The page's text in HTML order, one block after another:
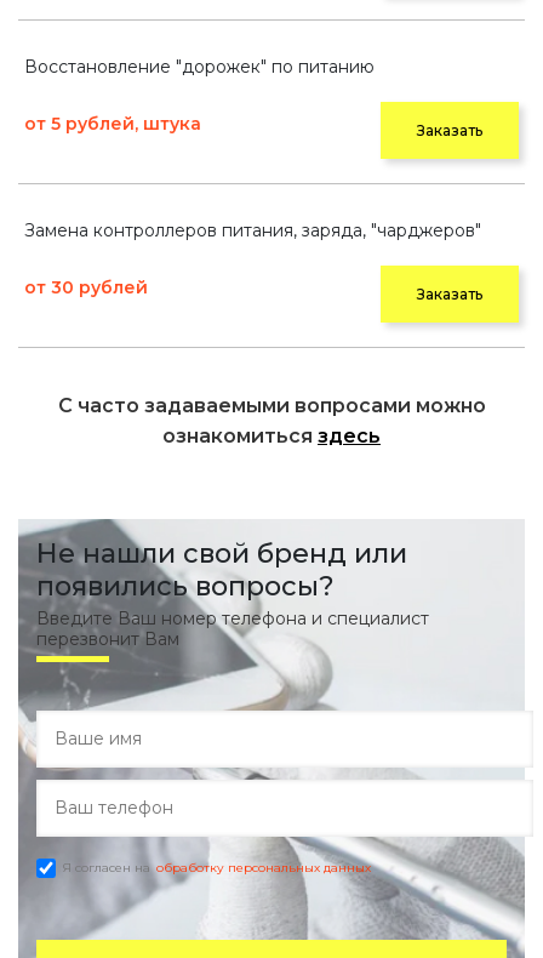
Восстановление "дорожек" по питанию
от 5 рублей, штука Заказать
Замена контроллеров питания, заряда, "чарджеров"
от 30 рублей Заказать
С часто задаваемыми вопросами можно
ознакомиться здесь
Не нашли свой бренд или
появились вопросы?
Введите Ваш номер телефона и специалист
перезвонит Вам
Я согласен на обработку персональных данных